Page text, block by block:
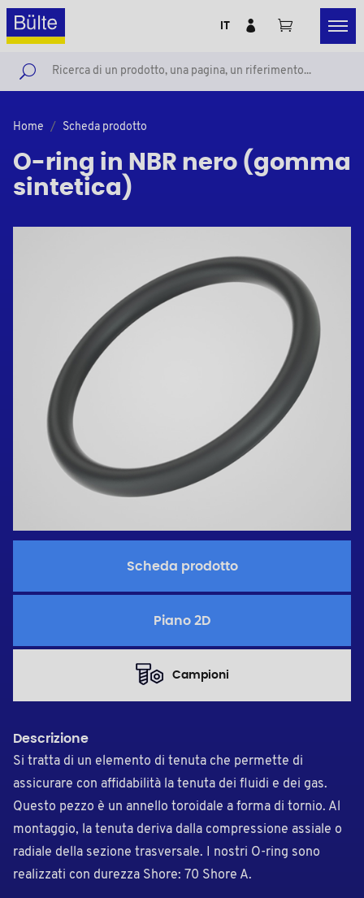
IT
Home Scheda prodotto
O-ring in NBR nero (gomma
sintetica)
Scheda prodotto
Piano 2D
Campioni
Descrizione
Si tratta di un elemento di tenuta che permette di
assicurare con affidabilità la tenuta dei fluidi e dei gas.
Questo pezzo è un annello toroidale a forma di tornio. Al
montaggio, la tenuta deriva dalla compressione assiale o
radiale della sezione trasversale. I nostri O-ring sono
realizzati con durezza Shore: 70 Shore A.